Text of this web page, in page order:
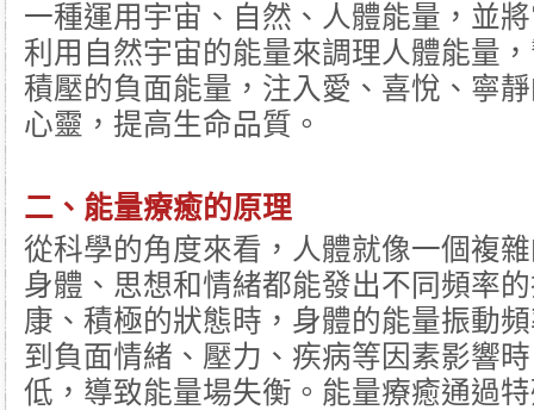
一種運用宇宙、自然、人體能量，並
利用自然宇宙的能量來調理人體能量
積壓的負面能量，注入愛、喜悅、寧
心靈，提高生命品質。
二、 能量療癒的原理
從科學的角度來看，人體就像一個複
身體、思想和情緒都能發出不同頻率
康、積極的狀態時，身體的能量振動
到負面情緒、壓力、疾病等因素影響
低，導致能量場失衡。能量療癒通過